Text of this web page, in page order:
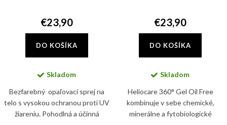
€23,90
DO KOŠÍKA
Skladom
Bezfarebný opaľovací sprej na
telo s vysokou ochranou proti UV
žiareniu. Pohodlná a účinná
€23,90
DO KOŠÍKA
Skladom
Heliocare 360° Gel Oil Free
kombinuje v sebe chemické,
minerálne a fytobiologické